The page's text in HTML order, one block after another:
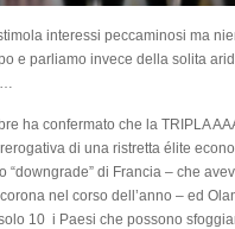
interessi peccaminosi ma
e parliamo invece della solita
ha confermato che la TRIPLA
di una ristretta élite
“downgrade” di Francia – che
nel corso dell’anno – ed
10 i Paesi che possono